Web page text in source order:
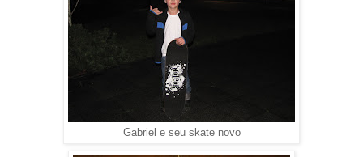
Gabriel e seu skate novo